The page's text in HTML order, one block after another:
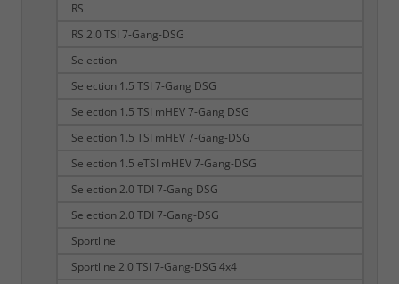
RS
RS 2.0 TSI 7-Gang-DSG
Selection
Selection 1.5 TSI 7-Gang DSG
Selection 1.5 TSI mHEV 7-Gang DSG
Selection 1.5 TSI mHEV 7-Gang-DSG
Selection 1.5 eTSI mHEV 7-Gang-DSG
Selection 2.0 TDI 7-Gang DSG
Selection 2.0 TDI 7-Gang-DSG
Sportline
Sportline 2.0 TSI 7-Gang-DSG 4x4